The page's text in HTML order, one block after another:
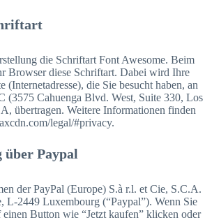
die Schriftart Font Awesome. Beim
Browser diese Schriftart. Dabei wird Ihre
(Internetadresse), die Sie besucht haben, an
Cahuenga Blvd. West, Suite 330, Los
übertragen. Weitere Informationen finden
legal/#privacy.
über Paypal
der PayPal (Europe) S.à r.l. et Cie, S.C.A.
L-2449 Luxembourg (“Paypal”). Wenn Sie
einen Button wie “Jetzt kaufen” klicken oder